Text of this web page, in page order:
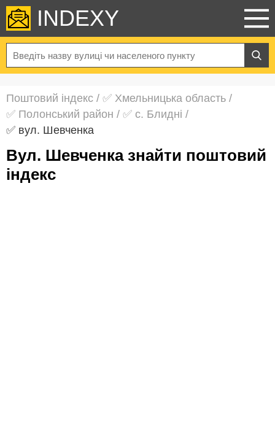
INDEXY
Поштовий індекс / ✅ Хмельницька область /
✅ Полонський район / ✅ с. Блидні /
✅ вул. Шевченка
вул. Шевченка знайти поштовий
індекс